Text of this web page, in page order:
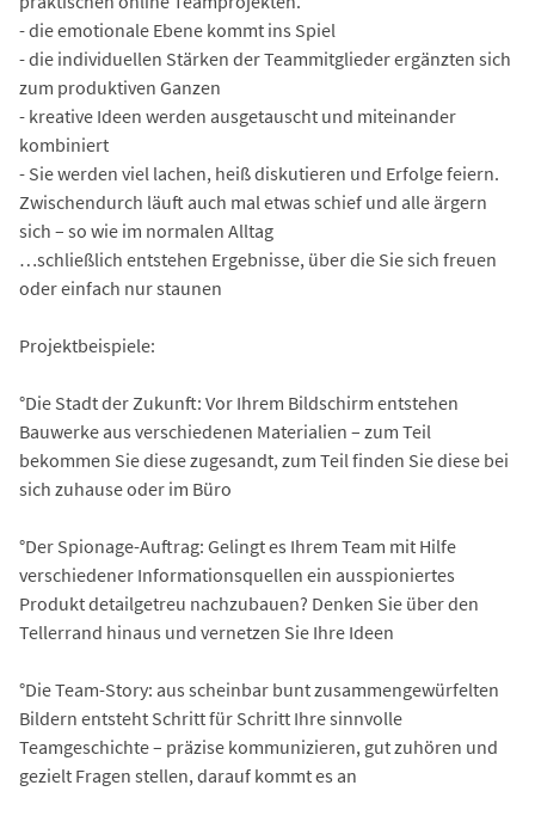
- die emotionale Ebene kommt ins Spiel
- die individuellen Stärken der Teammitglieder ergänzten sich
zum produktiven Ganzen
- kreative Ideen werden ausgetauscht und miteinander
kombiniert
- Sie werden viel lachen, heiß diskutieren und Erfolge feiern.
Zwischendurch läuft auch mal etwas schief und alle ärgern
sich – so wie im normalen Alltag
…schließlich entstehen Ergebnisse, über die Sie sich freuen
oder einfach nur staunen
Projektbeispiele:
°Die Stadt der Zukunft: Vor Ihrem Bildschirm entstehen
Bauwerke aus verschiedenen Materialien – zum Teil
bekommen Sie diese zugesandt, zum Teil finden Sie diese bei
sich zuhause oder im Büro
°Der Spionage-Auftrag: Gelingt es Ihrem Team mit Hilfe
verschiedener Informationsquellen ein ausspioniertes
Produkt detailgetreu nachzubauen? Denken Sie über den
Tellerrand hinaus und vernetzen Sie Ihre Ideen
°Die Team-Story: aus scheinbar bunt zusammengewürfelten
Bildern entsteht Schritt für Schritt Ihre sinnvolle
Teamgeschichte – präzise kommunizieren, gut zuhören und
gezielt Fragen stellen, darauf kommt es an